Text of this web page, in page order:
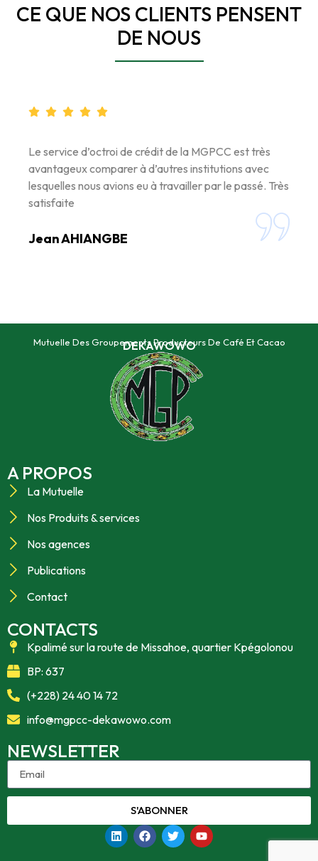
CE QUE NOS CLIENTS PENSENT
DE NOUS
Le service d’octroi de crédit de la MGPCC est très
avantageux comparer à d’autres institutions avec
lesquelles nous avions eu à travailler par le passé. Très
satisfaite
Jean AHIANGBE
Mutuelle Des Groupements Producteurs De Café Et Cacao
DEKAWOWO
A PROPOS
La Mutuelle
Nos Produits & services
Nos agences
Publications
Contact
CONTACTS
Kpalimé sur la route de Missahoe, quartier Kpégolonou
BP: 637
(+228) 24 40 14 72
info@mgpcc-dekawowo.com
NEWSLETTER
S'ABONNER